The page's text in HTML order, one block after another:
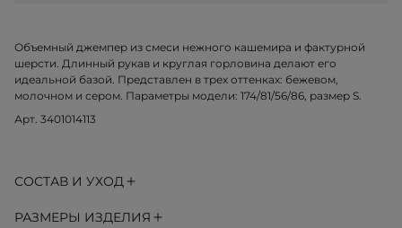
Объемный джемпер из смеси нежного кашемира и фактурной
шерсти. Длинный рукав и круглая горловина делают его
идеальной базой. Представлен в трех оттенках: бежевом,
молочном и сером. Параметры модели: 174/81/56/86, размер S.
Арт. 3401014113
СОСТАВ И УХОД
РАЗМЕРЫ ИЗДЕЛИЯ